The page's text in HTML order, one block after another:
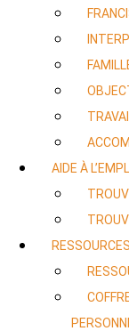
AIDE À
RESSOURCES